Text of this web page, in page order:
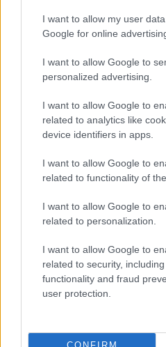
I want to allow my user
Google for online
I want to allow Google to
personalized advertising.
I want to allow Google to
related to analytics like
device identifiers in apps.
I want to allow Google to
related to functionality of
I want to allow Google to
related to personalization.
I want to allow Google to
related to security,
functionality and fraud
user protection.
CONFIRM
évig terjedő
Volt ott legalább 500 tanu,
rögzítette. Vajon feljelentik,
stone pit(er)
15 éve
hüledeztünk, kinek-kinek
progresszív.blogon már a
elégedetlenek tömegét.
Várjuk, hogy valakit
kéne? Bár azért előbb meg
benne bármiféle
sokak számára
jobboldaliakra is gondolva.
szükséges reformokhoz is